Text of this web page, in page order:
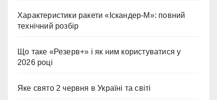
Характеристики ракети «Іскандер-М»: повний
технічний розбір
Що таке «Резерв+» і як ним користуватися у
2026 році
Яке свято 2 червня в Україні та світі